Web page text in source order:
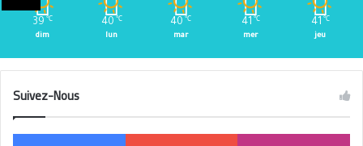
39 ℃
dim
40 ℃
lun
40 ℃
mar
41 ℃
mer
41 ℃
jeu
Suivez-Nous